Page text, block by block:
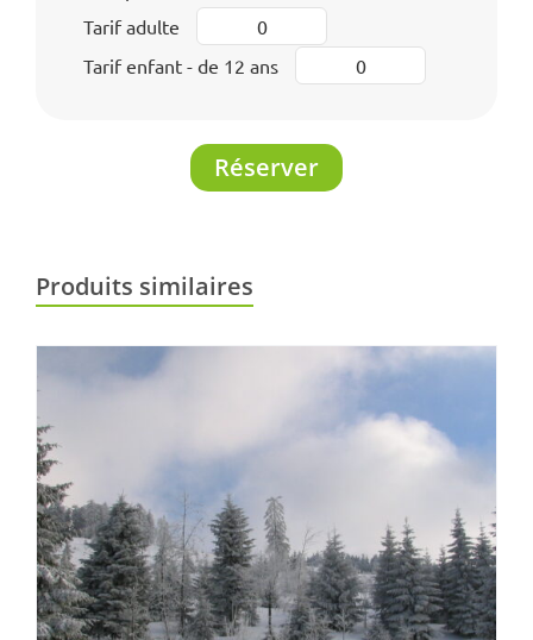
Tarif adulte
Tarif enfant - de 12 ans
Réserver
Produits similaires